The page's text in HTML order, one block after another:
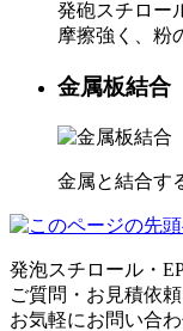
発砲スチロー
摩擦強く、粉
金属板結合
金属と結合す
発泡スチロール・
ご質問・お見積依頼
お気軽にお問い合